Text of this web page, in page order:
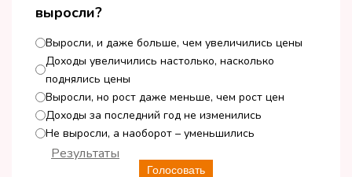
выросли?
Выросли, и даже больше, чем увеличились цены
Доходы увеличились настолько, насколько
поднялись цены
Выросли, но рост даже меньше, чем рост цен
Доходы за последний год не изменились
Не выросли, а наоборот – уменьшились
Голосовать
Результаты